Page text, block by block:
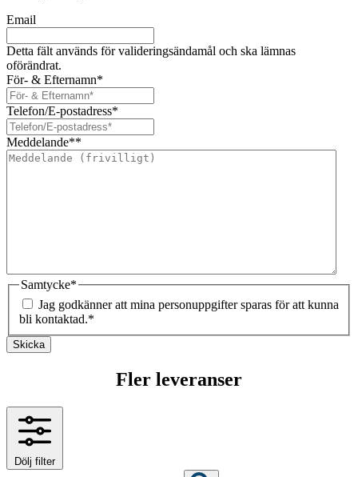
Email
Detta fält används för valideringsändamål och ska lämnas
oförändrat.
För- & Efternamn*
Telefon/E-postadress*
Meddelande**
Samtycke*
Jag godkänner att mina personuppgifter sparas för att kunna
bli kontaktad.*
Skicka
Fler leveranser
Dölj filter